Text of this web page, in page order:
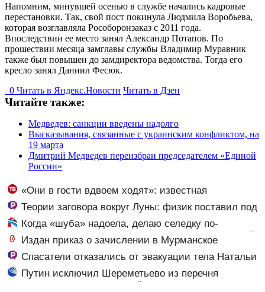
Напомним, минувшей осенью в службе начались кадровые
перестановки. Так, свой пост покинула Людмила Воробьева,
которая возглавляла Рособоронзаказ с 2011 года.
Впоследствии ее место занял Александр Потапов. По
прошествии месяца замглавы службы Владимир Муравник
также был повышен до замдиректора ведомства. Тогда его
кресло занял Даниил Фесюк.
0 Читать в Яндекс.Новости Читать в Дзен
Читайте также:
Медведев: санкции введены надолго
Высказывания, связанные с украинским конфликтом, на
19 марта
Дмитрий Медведев переизбран председателем «Единой
России»
«Они в гости вдвоем ходят»: известная
журналистка подтвердила роман Бондарчука и
Исаковой
Теории заговора вокруг Луны: физик поставил под
сомнение снимки NASA
Когда «шуба» надоела, делаю селедку по-
кашубски: мировая закуска вкуснее чем с картошкой и
лучком
Издан приказ о зачислении в Мурманское
нахимовское училище
Спасатели отказались от эвакуации тела Натальи
Наговицыной с семитысячника
Путин исключил Шереметьево из перечня
стратегических предприятий